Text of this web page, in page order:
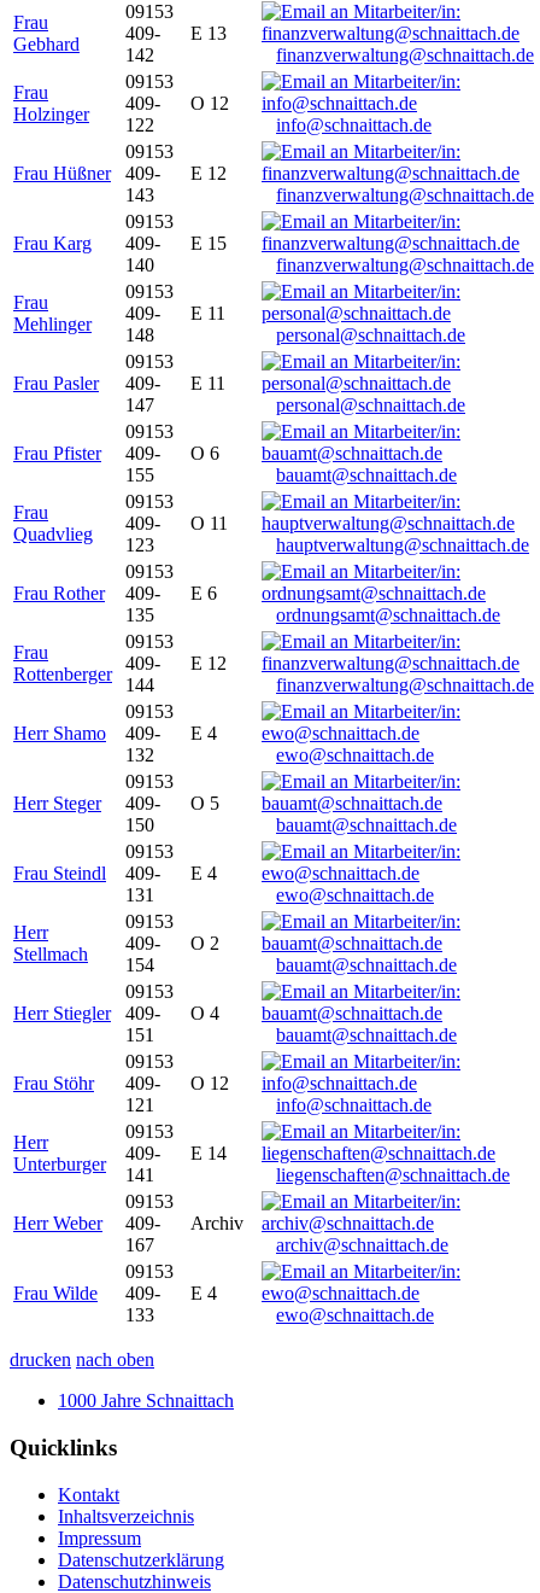
Frau
Gebhard
09153
409-
142
E 13
finanzverwaltung@schnaittach.de
Frau
Holzinger
09153
409-
122
O 12
info@schnaittach.de
Frau Hüßner
09153
409-
143
E 12
finanzverwaltung@schnaittach.de
Frau Karg
09153
409-
140
E 15
finanzverwaltung@schnaittach.de
Frau
Mehlinger
09153
409-
148
E 11
personal@schnaittach.de
Frau Pasler
09153
409-
147
E 11
personal@schnaittach.de
Frau Pfister
09153
409-
155
O 6
bauamt@schnaittach.de
Frau
Quadvlieg
09153
409-
123
O 11
hauptverwaltung@schnaittach.de
Frau Rother
09153
409-
135
E 6
ordnungsamt@schnaittach.de
Frau
Rottenberger
09153
409-
144
E 12
finanzverwaltung@schnaittach.de
Herr Shamo
09153
409-
132
E 4
ewo@schnaittach.de
Herr Steger
09153
409-
150
O 5
bauamt@schnaittach.de
Frau Steindl
09153
409-
131
E 4
ewo@schnaittach.de
Herr
Stellmach
09153
409-
154
O 2
bauamt@schnaittach.de
Herr Stiegler
09153
409-
151
O 4
bauamt@schnaittach.de
Frau Stöhr
09153
409-
121
O 12
info@schnaittach.de
Herr
Unterburger
09153
409-
141
E 14
liegenschaften@schnaittach.de
Herr Weber
09153
409-
167
Archiv
archiv@schnaittach.de
Frau Wilde
09153
409-
133
E 4
ewo@schnaittach.de
drucken nach oben
1000 Jahre Schnaittach
Quicklinks
Kontakt
Inhaltsverzeichnis
Impressum
Datenschutzerklärung
Datenschutzhinweis